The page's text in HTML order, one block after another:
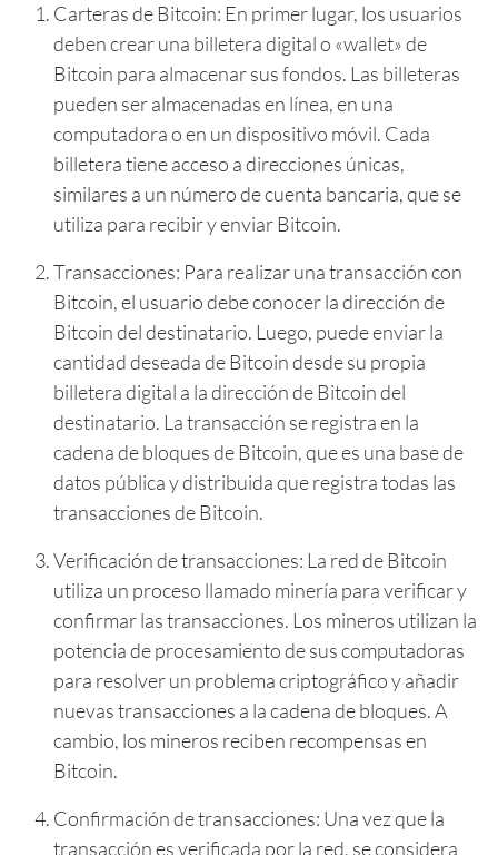
Carteras de Bitcoin: En primer lugar, los usuarios
deben crear una billetera digital o «wallet» de
Bitcoin para almacenar sus fondos. Las billeteras
pueden ser almacenadas en línea, en una
computadora o en un dispositivo móvil. Cada
billetera tiene acceso a direcciones únicas,
similares a un número de cuenta bancaria, que se
utiliza para recibir y enviar Bitcoin.
Transacciones: Para realizar una transacción con
Bitcoin, el usuario debe conocer la dirección de
Bitcoin del destinatario. Luego, puede enviar la
cantidad deseada de Bitcoin desde su propia
billetera digital a la dirección de Bitcoin del
destinatario. La transacción se registra en la
cadena de bloques de Bitcoin, que es una base de
datos pública y distribuida que registra todas las
transacciones de Bitcoin.
Verificación de transacciones: La red de Bitcoin
utiliza un proceso llamado minería para verificar y
confirmar las transacciones. Los mineros utilizan la
potencia de procesamiento de sus computadoras
para resolver un problema criptográfico y añadir
nuevas transacciones a la cadena de bloques. A
cambio, los mineros reciben recompensas en
Bitcoin.
Confirmación de transacciones: Una vez que la
transacción es verificada por la red, se considera